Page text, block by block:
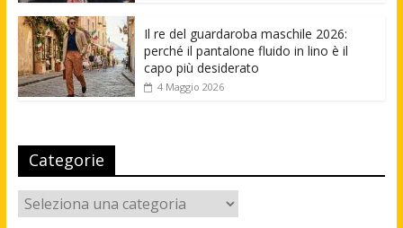
Il re del guardaroba maschile 2026:
perché il pantalone fluido in lino è il
capo più desiderato
4 Maggio 2026
Categorie
Categorie